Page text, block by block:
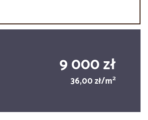
9 000 zł
36,00 zł/m2